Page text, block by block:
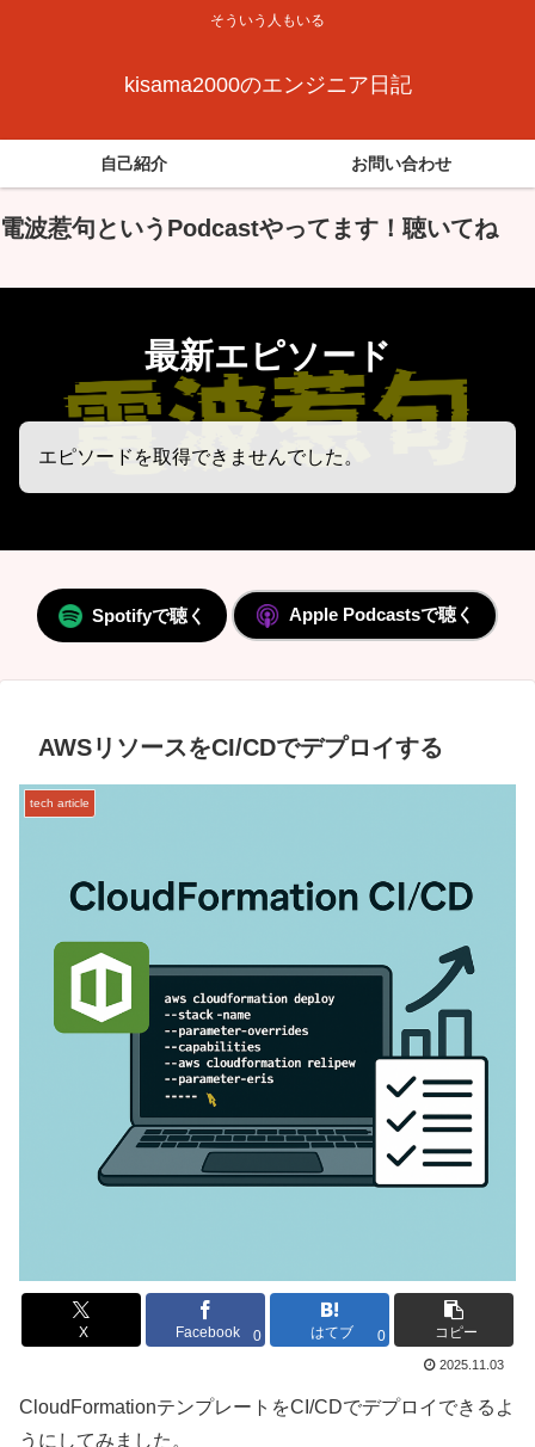
そういう人もいる
kisama2000のエンジニア日記
自己紹介 お問い合わせ
電波惹句というPodcastやってます！聴いてね
最新エピソード
エピソードを取得できませんでした。
Spotifyで聴く Apple Podcastsで聴く
AWSリソースをCI/CDでデプロイする
tech article
X Facebook 0 はてブ 0 コピー
2025.11.03
CloudFormationテンプレートをCI/CDでデプロイできるよ
うにしてみました。